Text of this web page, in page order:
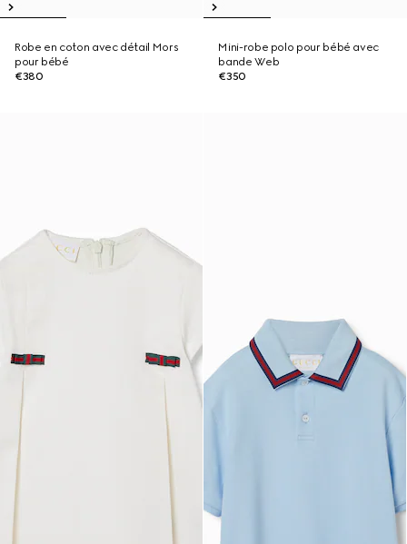
Robe en coton avec détail Mors
pour bébé
€380
Mini-robe polo pour bébé avec
bande Web
€350